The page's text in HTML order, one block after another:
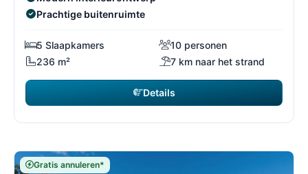
Prachtige buitenruimte
5 Slaapkamers
10 personen
236 m²
7 km naar het strand
Details
Gratis annuleren*